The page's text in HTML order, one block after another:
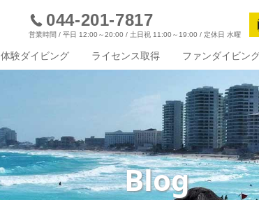
044-201-7817
営業時間 / 平日 12:00～20:00 / 土日祝 11:00～19:00 / 定休日 水曜
体験ダイビング ライセンス取得 ファンダイビン
Blog